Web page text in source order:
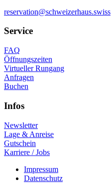
reservation@schweizerhaus.swiss
Service
FAQ
Öffnungszeiten
Virtueller Rungang
Anfragen
Buchen
Infos
Newsletter
Lage & Anreise
Gutschein
Karriere / Jobs
Impressum
Datenschutz